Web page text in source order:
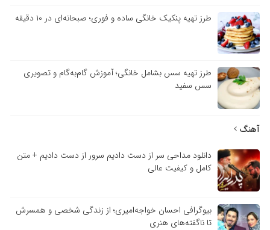
طرز تهیه پنکیک خانگی ساده و فوری؛ صبحانه‌ای در ۱۰ دقیقه
طرز تهیه سس بشامل خانگی؛ آموزش گام‌به‌گام و تصویری
سس سفید
آهنگ
دانلود مداحی سر از دست دادیم سرور از دست دادیم + متن
کامل و کیفیت عالی
بیوگرافی احسان خواجه‌امیری؛ از زندگی شخصی و همسرش
تا ناگفته‌های هنری